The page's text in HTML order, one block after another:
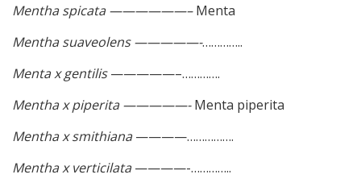
Mentha spicata ——————–Menta
Mentha suaveolens —————-…………..
Menta x gentilis—————–………….
Mentha x piperita —————-Menta piperita
Mentha x smithiana————…………….
Mentha x verticilata————-…………..